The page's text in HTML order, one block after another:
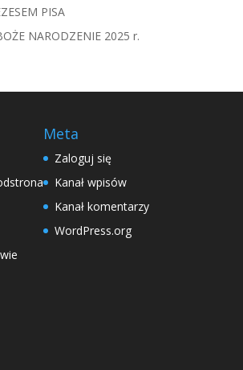
PISA
NARODZENIE 2025 r.
Meta
Zaloguj się
Kanał wpisów
Kanał komentarzy
WordPress.org